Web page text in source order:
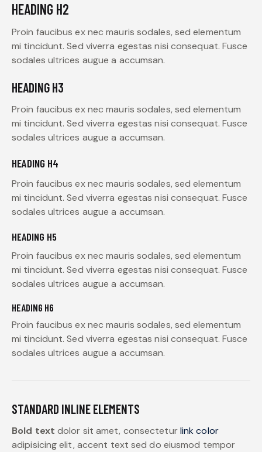
HEADING H2
Proin faucibus ex nec mauris sodales, sed elementum
mi tincidunt. Sed viverra egestas nisi consequat. Fusce
sodales ultrices augue a accumsan.
HEADING H3
Proin faucibus ex nec mauris sodales, sed elementum
mi tincidunt. Sed viverra egestas nisi consequat. Fusce
sodales ultrices augue a accumsan.
HEADING H4
Proin faucibus ex nec mauris sodales, sed elementum
mi tincidunt. Sed viverra egestas nisi consequat. Fusce
sodales ultrices augue a accumsan.
HEADING H5
Proin faucibus ex nec mauris sodales, sed elementum
mi tincidunt. Sed viverra egestas nisi consequat. Fusce
sodales ultrices augue a accumsan.
HEADING H6
Proin faucibus ex nec mauris sodales, sed elementum
mi tincidunt. Sed viverra egestas nisi consequat. Fusce
sodales ultrices augue a accumsan.
STANDARD INLINE ELEMENTS
Bold text dolor sit amet, consecteturlink color
adipisicing elit, accent text sed do eiusmod tempor